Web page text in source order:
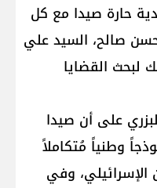
حارة صيدا مع كل
صالح، السيد علي
لبحث القضايا
على أن صيدا
وطنياً مُتكاملاً
وفي